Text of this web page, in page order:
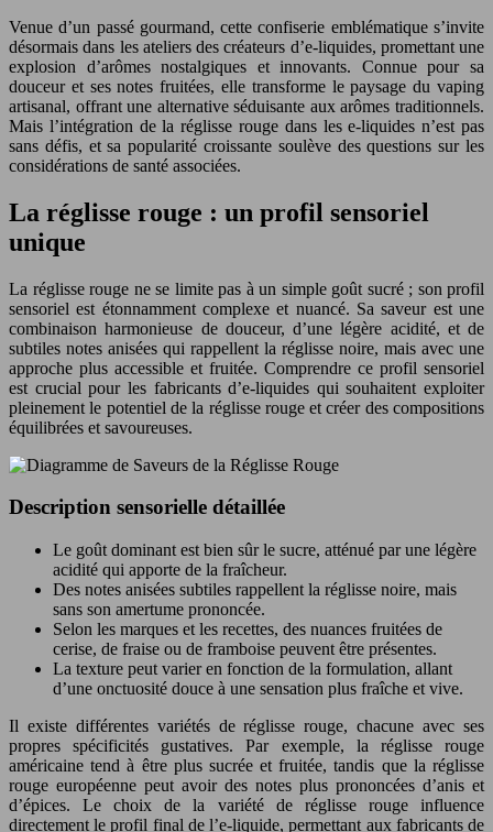
Venue d’un passé gourmand, cette confiserie emblématique s’invite
désormais dans les ateliers des créateurs d’e-liquides, promettant une
explosion d’arômes nostalgiques et innovants. Connue pour sa
douceur et ses notes fruitées, elle transforme le paysage du vaping
artisanal, offrant une alternative séduisante aux arômes traditionnels.
Mais l’intégration de la réglisse rouge dans les e-liquides n’est pas
sans défis, et sa popularité croissante soulève des questions sur les
considérations de santé associées.
La réglisse rouge : un profil sensoriel
unique
La réglisse rouge ne se limite pas à un simple goût sucré ; son profil
sensoriel est étonnamment complexe et nuancé. Sa saveur est une
combinaison harmonieuse de douceur, d’une légère acidité, et de
subtiles notes anisées qui rappellent la réglisse noire, mais avec une
approche plus accessible et fruitée. Comprendre ce profil sensoriel
est crucial pour les fabricants d’e-liquides qui souhaitent exploiter
pleinement le potentiel de la réglisse rouge et créer des compositions
équilibrées et savoureuses.
Description sensorielle détaillée
Le goût dominant est bien sûr le sucre, atténué par une légère
acidité qui apporte de la fraîcheur.
Des notes anisées subtiles rappellent la réglisse noire, mais
sans son amertume prononcée.
Selon les marques et les recettes, des nuances fruitées de
cerise, de fraise ou de framboise peuvent être présentes.
La texture peut varier en fonction de la formulation, allant
d’une onctuosité douce à une sensation plus fraîche et vive.
Il existe différentes variétés de réglisse rouge, chacune avec ses
propres spécificités gustatives. Par exemple, la réglisse rouge
américaine tend à être plus sucrée et fruitée, tandis que la réglisse
rouge européenne peut avoir des notes plus prononcées d’anis et
d’épices. Le choix de la variété de réglisse rouge influence
directement le profil final de l’e-liquide, permettant aux fabricants de